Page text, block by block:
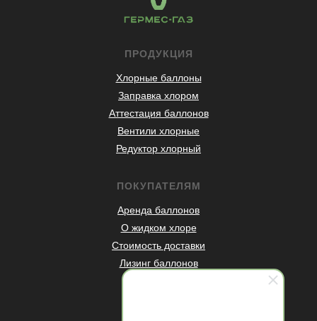
ПРОДУКЦИЯ
Хлорные баллоны
Заправка хлором
Аттестация баллонов
Вентили хлорные
Редуктор хлорный
ПОКУПАТЕЛЯМ
Аренда баллонов
О жидком хлоре
Стоимость доставки
Лизинг баллонов